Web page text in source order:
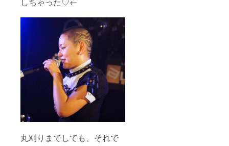
丸刈りまでしても、それで